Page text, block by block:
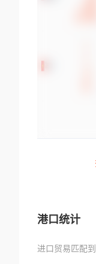
港口统计
进口贸易匹配